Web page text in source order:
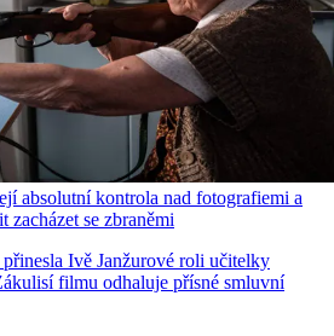
absolutní kontrola nad fotografiemi a
zacházet se zbraněmi
Ivě Janžurové roli učitelky
filmu odhaluje přísné smluvní